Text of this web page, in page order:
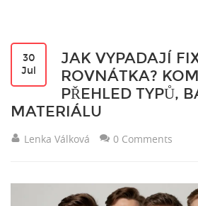
30
Jul
JAK VYPADAJÍ
ROVNÁTKA?
PŘEHLED TYPŮ,
MATERIÁLU
Lenka Válková 0 Comments